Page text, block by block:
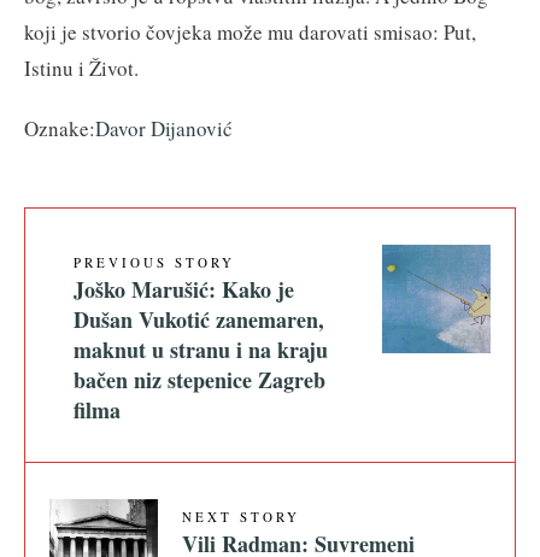
koji je stvorio čovjeka može mu darovati smisao: Put,
Istinu i Život.
Oznake:Davor Dijanović
PREVIOUS STORY
Joško Marušić: Kako je
Dušan Vukotić zanemaren,
maknut u stranu i na kraju
bačen niz stepenice Zagreb
filma
NEXT STORY
Vili Radman: Suvremeni